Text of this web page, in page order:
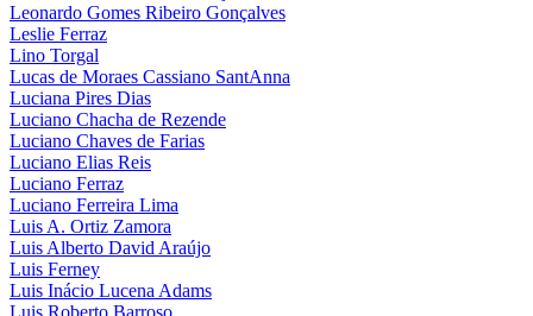
Leonardo Gomes Ribeiro Gonçalves
Leslie Ferraz
Lino Torgal
Lucas de Moraes Cassiano SantAnna
Luciana Pires Dias
Luciano Chacha de Rezende
Luciano Chaves de Farias
Luciano Elias Reis
Luciano Ferraz
Luciano Ferreira Lima
Luis A. Ortiz Zamora
Luis Alberto David Araújo
Luis Ferney
Luis Inácio Lucena Adams